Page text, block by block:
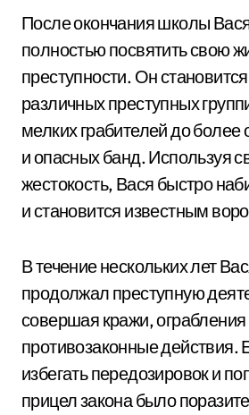
После окончания школы
полностью посвятить свою
преступности. Он
различных преступных
мелких грабителей до более
и опасных банд. Используя
жестокость, Вася быстро
и становится известным
В течение нескольких лет
продолжал преступную
совершая кражи, ограбления
противозаконные действия.
избегать передозировок и
прицел закона было